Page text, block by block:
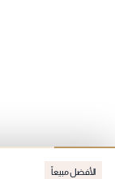
الأفضل مبيعاً